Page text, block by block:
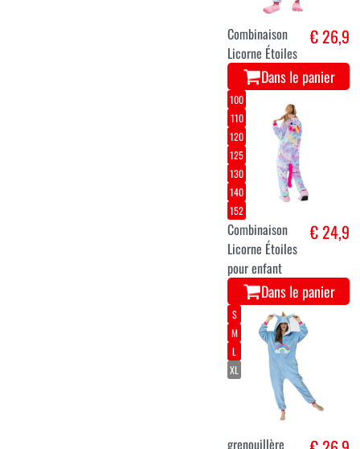
Combinaison
Licorne Étoiles
€ 26,9
Dans le panier
100
110
120
125
130
140
152
Combinaison
Licorne Étoiles
pour enfant
€ 24,9
Dans le panier
S
M
L
XL
grenouillère